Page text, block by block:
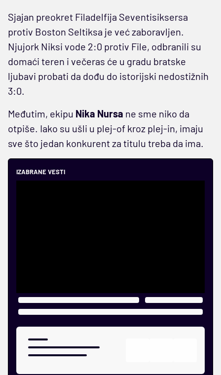
Sjajan preokret Filadelfija Seventisiksersa
protiv Boston Seltiksa je već zaboravljen.
Njujork Niksi vode 2:0 protiv File, odbranili su
domaći teren i večeras će u gradu bratske
ljubavi probati da dođu do istorijski nedostižnih
3:0.
Međutim, ekipu Nika Nursa ne sme niko da
otpiše. Iako su ušli u plej-of kroz plej-in, imaju
sve što jedan konkurent za titulu treba da ima.
IZABRANE VESTI